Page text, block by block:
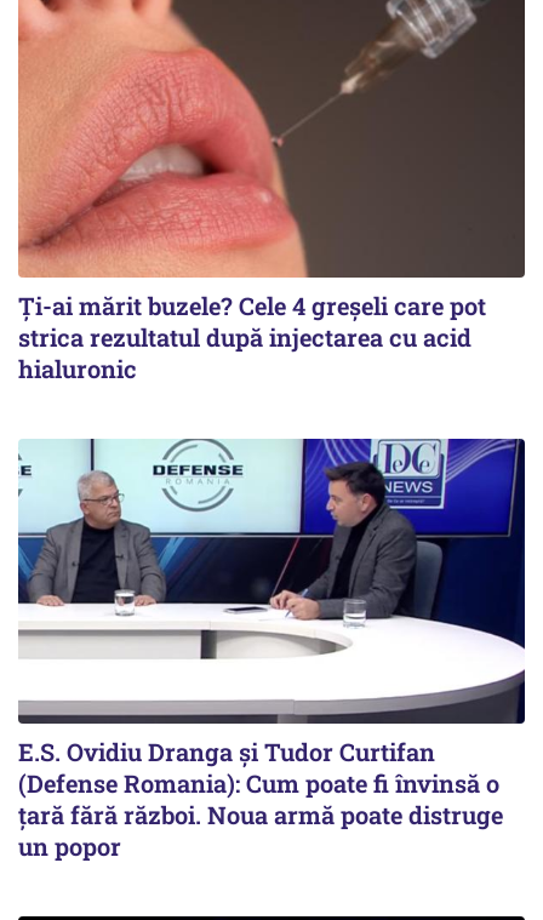
Ți-ai mărit buzele? Cele 4 greșeli care pot
strica rezultatul după injectarea cu acid
hialuronic
E.S. Ovidiu Dranga și Tudor Curtifan
(Defense Romania): Cum poate fi învinsă o
țară fără război. Noua armă poate distruge
un popor